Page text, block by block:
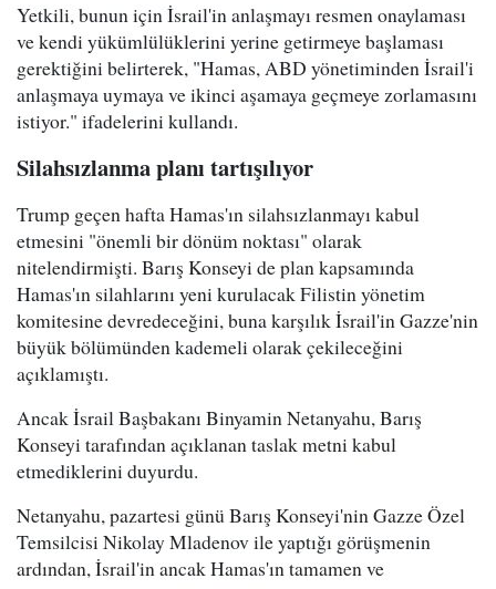
Yetkili, bunun için İsrail'in anlaşmayı resmen onaylaması
ve kendi yükümlülüklerini yerine getirmeye başlaması
gerektiğini belirterek, "Hamas, ABD yönetiminden İsrail'i
anlaşmaya uymaya ve ikinci aşamaya geçmeye zorlamasını
istiyor." ifadelerini kullandı.
Silahsızlanma planı tartışılıyor
Trump geçen hafta Hamas'ın silahsızlanmayı kabul
etmesini "önemli bir dönüm noktası" olarak
nitelendirmişti. Barış Konseyi de plan kapsamında
Hamas'ın silahlarını yeni kurulacak Filistin yönetim
komitesine devredeceğini, buna karşılık İsrail'in Gazze'nin
büyük bölümünden kademeli olarak çekileceğini
açıklamıştı.
Ancak İsrail Başbakanı Binyamin Netanyahu, Barış
Konseyi tarafından açıklanan taslak metni kabul
etmediklerini duyurdu.
Netanyahu, pazartesi günü Barış Konseyi'nin Gazze Özel
Temsilcisi Nikolay Mladenov ile yaptığı görüşmenin
ardından, İsrail'in ancak Hamas'ın tamamen ve